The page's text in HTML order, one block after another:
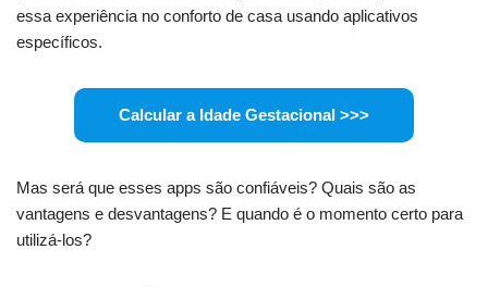
essa experiência no conforto de casa usando aplicativos
específicos.
Calcular a Idade Gestacional >>>
Mas será que esses apps são confiáveis? Quais são as
vantagens e desvantagens? E quando é o momento certo para
utilizá-los?